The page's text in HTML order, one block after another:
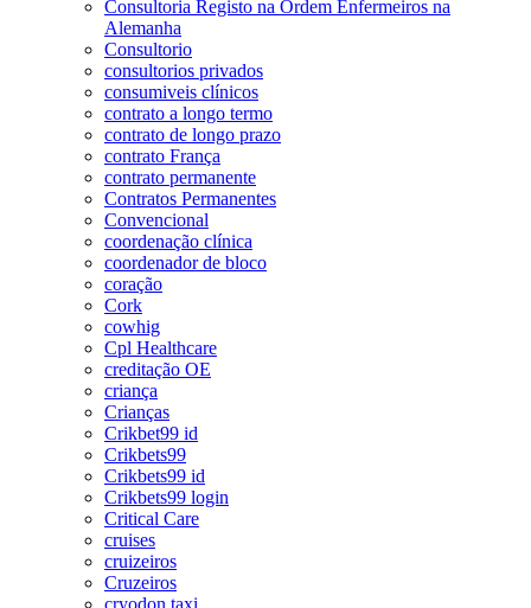
Consultoria Registo na Ordem Enfermeiros na
Alemanha
Consultorio
consultorios privados
consumiveis clínicos
contrato a longo termo
contrato de longo prazo
contrato França
contrato permanente
Contratos Permanentes
Convencional
coordenação clínica
coordenador de bloco
coração
Cork
cowhig
Cpl Healthcare
creditação OE
criança
Crianças
Crikbet99 id
Crikbets99
Crikbets99 id
Crikbets99 login
Critical Care
cruises
cruizeiros
Cruzeiros
cryodon taxi